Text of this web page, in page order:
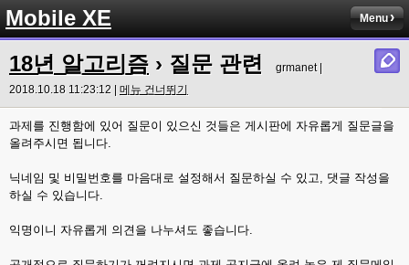
Mobile XE Menu
18년 알고리즘 › 질문 관련
grmanet |
2018.10.18 11:23:12 | 메뉴 건너뛰기
과제를 진행함에 있어 질문이 있으신 것들은 게시판에 자유롭게 질문글을
올려주시면 됩니다.
닉네임 및 비밀번호를 마음대로 설정해서 질문하실 수 있고, 댓글 작성을
하실 수 있습니다.
익명이니 자유롭게 의견을 나누셔도 좋습니다.